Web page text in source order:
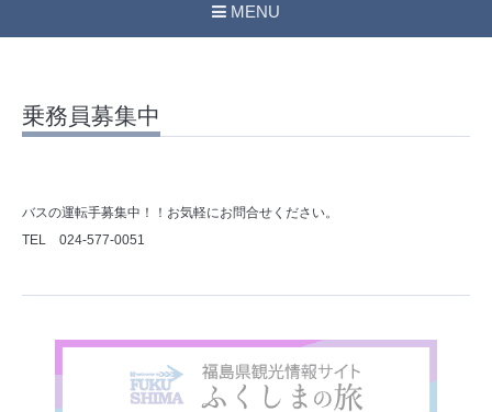
MENU
乗務員募集中
バスの運転手募集中！！お気軽にお問合せください。
TEL 024-577-0051